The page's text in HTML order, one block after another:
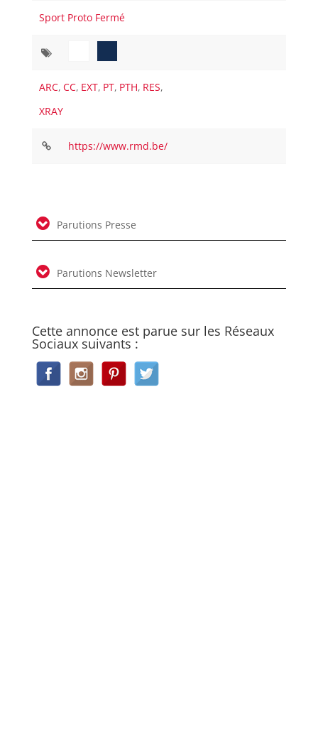
Sport Proto Fermé
ARC, CC, EXT, PT, PTH, RES,
XRAY
https://www.rmd.be/
Parutions Presse
Parutions Newsletter
Cette annonce est parue sur les Réseaux
Sociaux suivants :